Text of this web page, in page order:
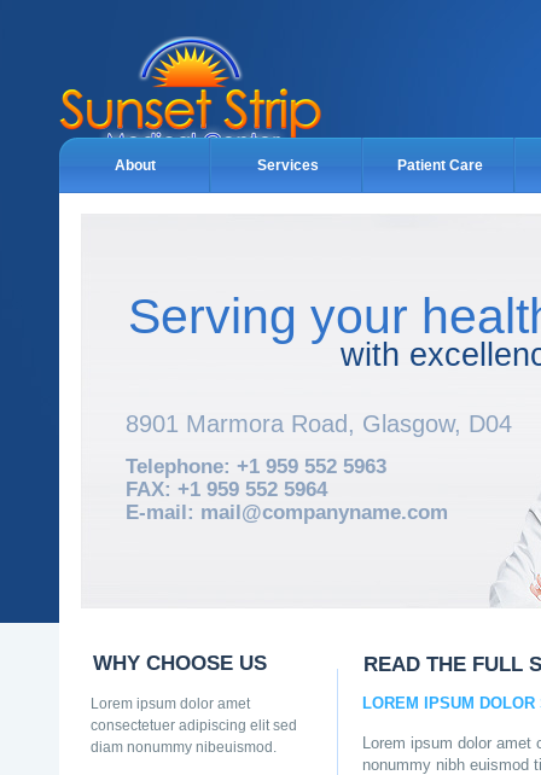
About Services Patient Care
Serving your
with
8901 Marmora Road, Glasgow, D04
Telephone: +1 959 552 5963
FAX: +1 959 552 5964
E-mail: mail@companyname.com
WHY CHOOSE US
Lorem ipsum dolor amet
consectetuer adipiscing elit sed
diam nonummy nibeuismod.
READ THE FULL
LOREM IPSUM
Lorem ipsum dolor amet
nonummy nibh euismod